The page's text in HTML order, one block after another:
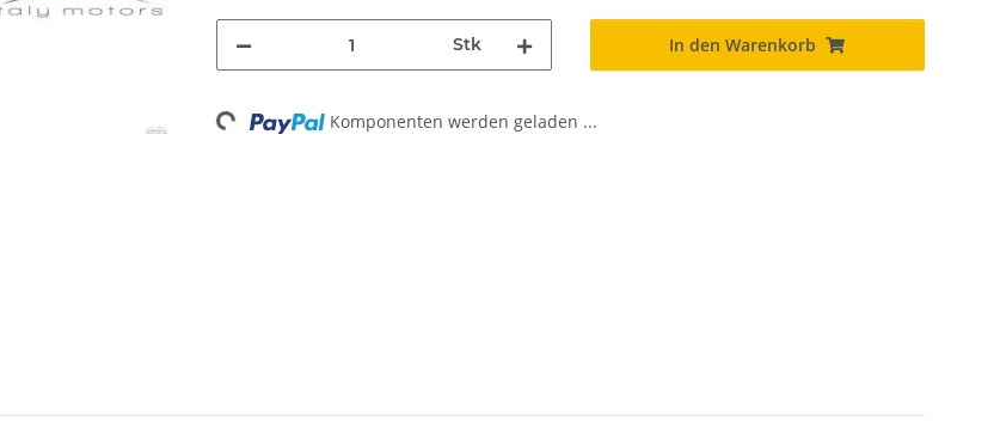
Stk In den Warenkorb
Loading... Komponenten werden geladen ...